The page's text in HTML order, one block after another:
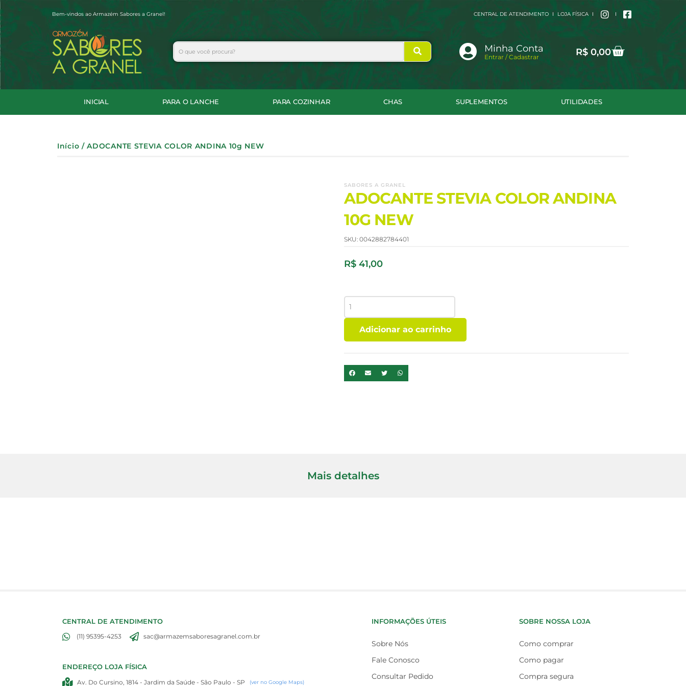
para
o
conteúdo
Bem-vindos ao Armazém Sabores a Granel! CENTRAL DE ATENDIMENTO LOJA FÍSICA
Search Minha Conta
Entrar / Cadastrar R$ 0,00Cart
INICIAL PARA O LANCHE PARA COZINHAR CHAS SUPLEMENTOS UTILIDADES
Início / ADOCANTE STEVIA COLOR ANDINA 10g NEW
SABORES A GRANEL
ADOCANTE STEVIA COLOR ANDINA
10G NEW
SKU: 0042882784401
R$41,00
COLOR
quantidade
Adicionar ao carrinho
Mais detalhes
CENTRAL DE ATENDIMENTO
(11) 95395-4253 sac@armazemsaboresagranel.com.br
ENDEREÇO LOJA FÍSICA
Av. Do Cursino, 1814 - Jardim da Saúde - São Paulo - SP (ver no Google Maps)
INFORMAÇÕES ÚTEIS
Sobre Nós
Fale Conosco
Consultar Pedido
SOBRE NOSSA LOJA
Como comprar
Como pagar
Compra segura